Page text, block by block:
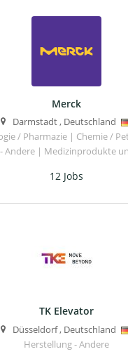
Merck
Darmstadt, Deutschland
/ Pharmazie | Chemie /
Andere | Medizinprodukte
12 Jobs
TK Elevator
Düsseldorf, Deutschland
Herstellung - Andere